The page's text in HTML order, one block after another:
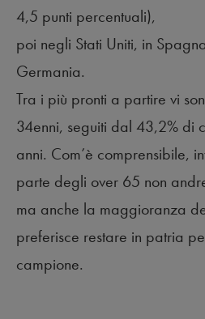
4,5 punti percentuali),
poi negli Stati Uniti, in
Germania.
Tra i più pronti a partire vi
34enni, seguiti dal 43,2% di
anni. Com’è comprensibile,
parte degli over 65 non
ma anche la maggioranza
preferisce restare in patria
campione.